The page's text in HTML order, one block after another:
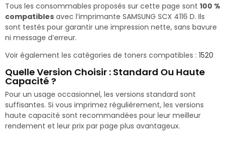
Tous les consommables proposés sur cette page sont 100 %
compatibles avec l’imprimante SAMSUNG SCX 4116 D. Ils
sont testés pour garantir une impression nette, sans bavure
ni message d’erreur.
Voir également les catégories de toners compatibles : 1520
Quelle Version Choisir : Standard Ou Haute
Capacité ?
Pour un usage occasionnel, les versions standard sont
suffisantes. Si vous imprimez régulièrement, les versions
haute capacité sont recommandées pour leur meilleur
rendement et leur prix par page plus avantageux.